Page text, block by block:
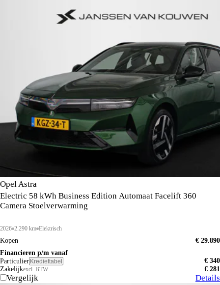
Opel Astra
Electric 58 kWh Business Edition Automaat Facelift 360
Camera Stoelverwarming
2026 2.290 km Elektrisch
Kopen
€ 29.890
Financieren p/m vanaf
Particulier Krediettabel
€ 340
Zakelijkexcl. BTW € 281
Vergelijk Details